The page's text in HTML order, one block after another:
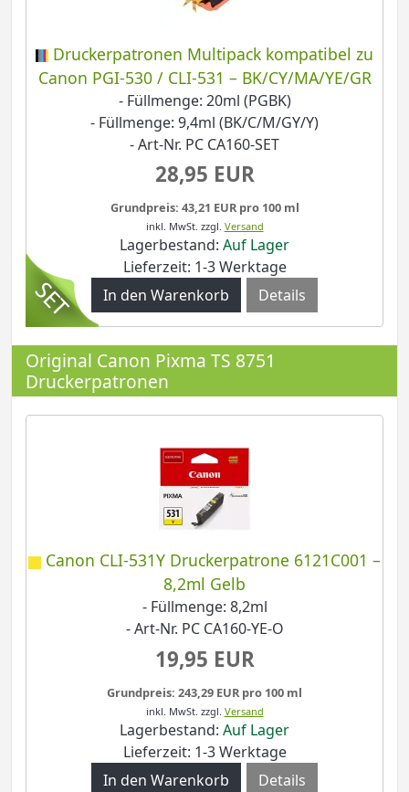
Druckerpatronen Multipack kompatibel zu
Canon PGI-530 / CLI-531 – BK/CY/MA/YE/GR
- Füllmenge: 20ml (PGBK)
- Füllmenge: 9,4ml (BK/C/M/GY/Y)
- Art-Nr. PC CA160-SET
28,95 EUR
Grundpreis: 43,21 EUR pro 100 ml
inkl. MwSt. zzgl. Versand
Lagerbestand: Auf Lager
Lieferzeit: 1-3 Werktage
Details
Original Canon Pixma TS 8751
Druckerpatronen
Canon CLI-531Y Druckerpatrone 6121C001 –
8,2ml Gelb
- Füllmenge: 8,2ml
- Art-Nr. PC CA160-YE-O
19,95 EUR
Grundpreis: 243,29 EUR pro 100 ml
inkl. MwSt. zzgl. Versand
Lagerbestand: Auf Lager
Lieferzeit: 1-3 Werktage
Details